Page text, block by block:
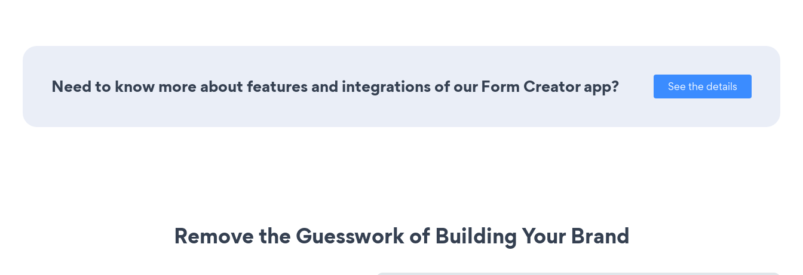
Need to know more about features and integrations of our Form Creator app? See the details
Remove the Guesswork of Building Your Brand